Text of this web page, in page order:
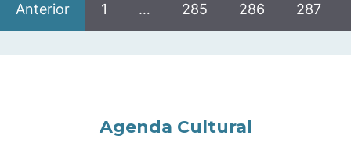
Anterior 1 … 285 286 287
Agenda Cultural